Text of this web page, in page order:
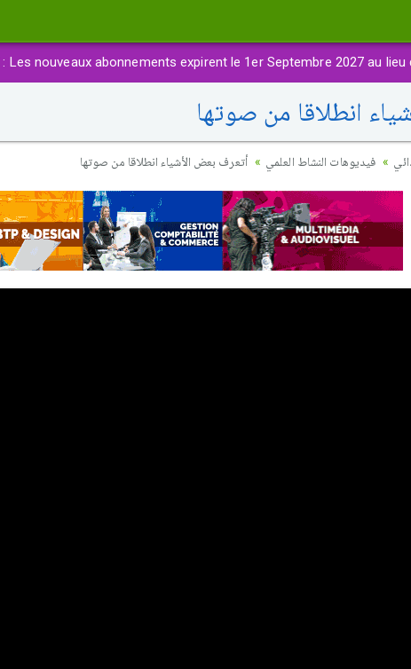
: Les nouveaux abonnements expirent le 1er Septembre 2027 au lieu
انطلاقا من صوتها
فيديوهات النشاط العلمي أتعرف بعض الأشياء انطلاقا من صوتها